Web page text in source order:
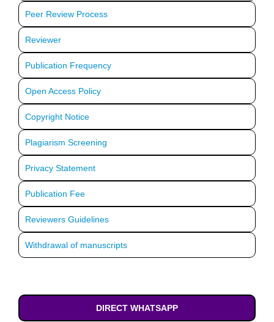
Peer Review Process
Reviewer
Publication Frequency
Open Access Policy
Copyright Notice
Plagiarism Screening
Privacy Statement
Publication Fee
Reviewers Guidelines
Withdrawal of manuscripts
DIRECT WHATSAPP